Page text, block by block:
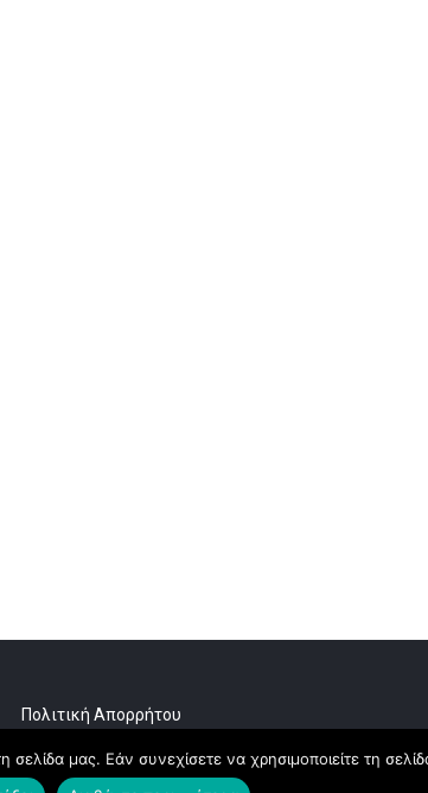
Πολιτική Απορρήτου
μας. Εάν συνεχίσετε να χρησιμοποιείτε τη